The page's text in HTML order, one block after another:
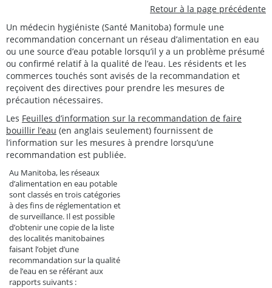
Retour à la page précédente
Un médecin hygiéniste (Santé Manitoba) formule une
recommandation concernant un réseau d’alimentation en eau
ou une source d’eau potable lorsqu’il y a un problème présumé
ou confirmé relatif à la qualité de l’eau. Les résidents et les
commerces touchés sont avisés de la recommandation et
reçoivent des directives pour prendre les mesures de
précaution nécessaires.
Les Feuilles d’information sur la recommandation de faire
bouillir l’eau (en anglais seulement) fournissent de
l’information sur les mesures à prendre lorsqu’une
recommandation est publiée.
Au Manitoba, les réseaux
d’alimentation en eau potable
sont classés en trois catégories
à des fins de réglementation et
de surveillance. Il est possible
d’obtenir une copie de la liste
des localités manitobaines
faisant l’objet d’une
recommandation sur la qualité
de l’eau en se référant aux
rapports suivants :